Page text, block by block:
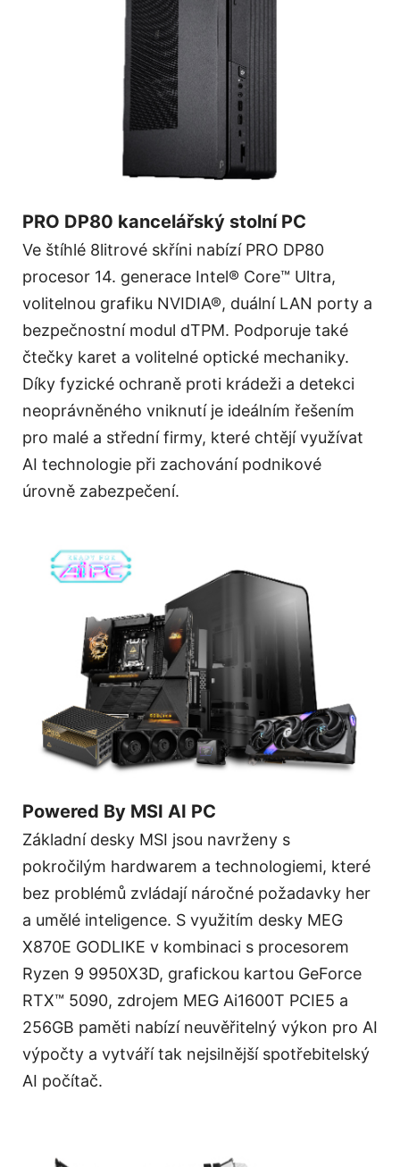
PRO DP80 kancelářský stolní PC
Ve štíhlé 8litrové skříni nabízí PRO DP80
procesor 14. generace Intel® Core™ Ultra,
volitelnou grafiku NVIDIA®, duální LAN porty a
bezpečnostní modul dTPM. Podporuje také
čtečky karet a volitelné optické mechaniky.
Díky fyzické ochraně proti krádeži a detekci
neoprávněného vniknutí je ideálním řešením
pro malé a střední firmy, které chtějí využívat
AI technologie při zachování podnikové
úrovně zabezpečení.
Powered By MSI AI PC
Základní desky MSI jsou navrženy s
pokročilým hardwarem a technologiemi, které
bez problémů zvládají náročné požadavky her
a umělé inteligence. S využitím desky MEG
X870E GODLIKE v kombinaci s procesorem
Ryzen 9 9950X3D, grafickou kartou GeForce
RTX™ 5090, zdrojem MEG Ai1600T PCIE5 a
256GB paměti nabízí neuvěřitelný výkon pro AI
výpočty a vytváří tak nejsilnější spotřebitelský
AI počítač.